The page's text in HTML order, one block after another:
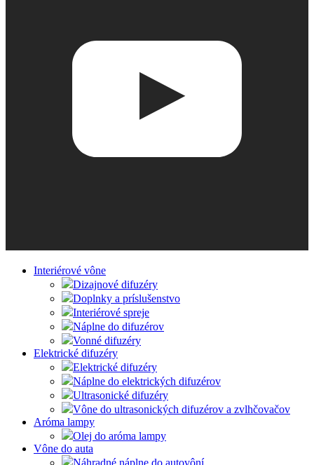
Interiérové vône
Dizajnové difuzéry
Doplnky a príslušenstvo
Interiérové spreje
Náplne do difuzérov
Vonné difuzéry
Elektrické difuzéry
Elektrické difuzéry
Náplne do elektrických difuzérov
Ultrasonické difuzéry
Vône do ultrasonických difuzérov a zvlhčovačov
Aróma lampy
Olej do aróma lampy
Vône do auta
Náhradné náplne do autovôní